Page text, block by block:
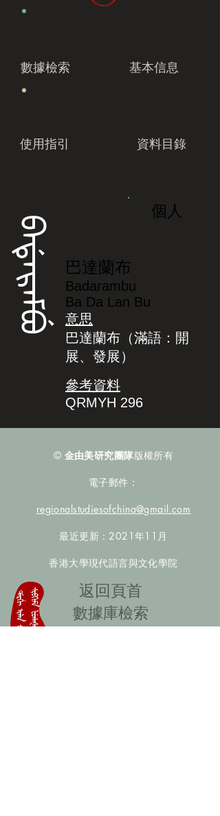
數據檢索 基本信息
使用指引 資料目錄
ᠪᠠᡩᠠᡵᠠᠮᠪᡠ
個人
巴達蘭布
Badarambu
Ba Da Lan Bu
意思
巴達蘭布（滿語：開
展、發展）
參考資料
QRMYH 296
© 金由美研究團隊版權所有
電子郵件：
regionalstudiesofchina@gmail.com
最近更新：2021年11月
香港大學現代語言與文化學院
​返回頁首
數據庫檢索